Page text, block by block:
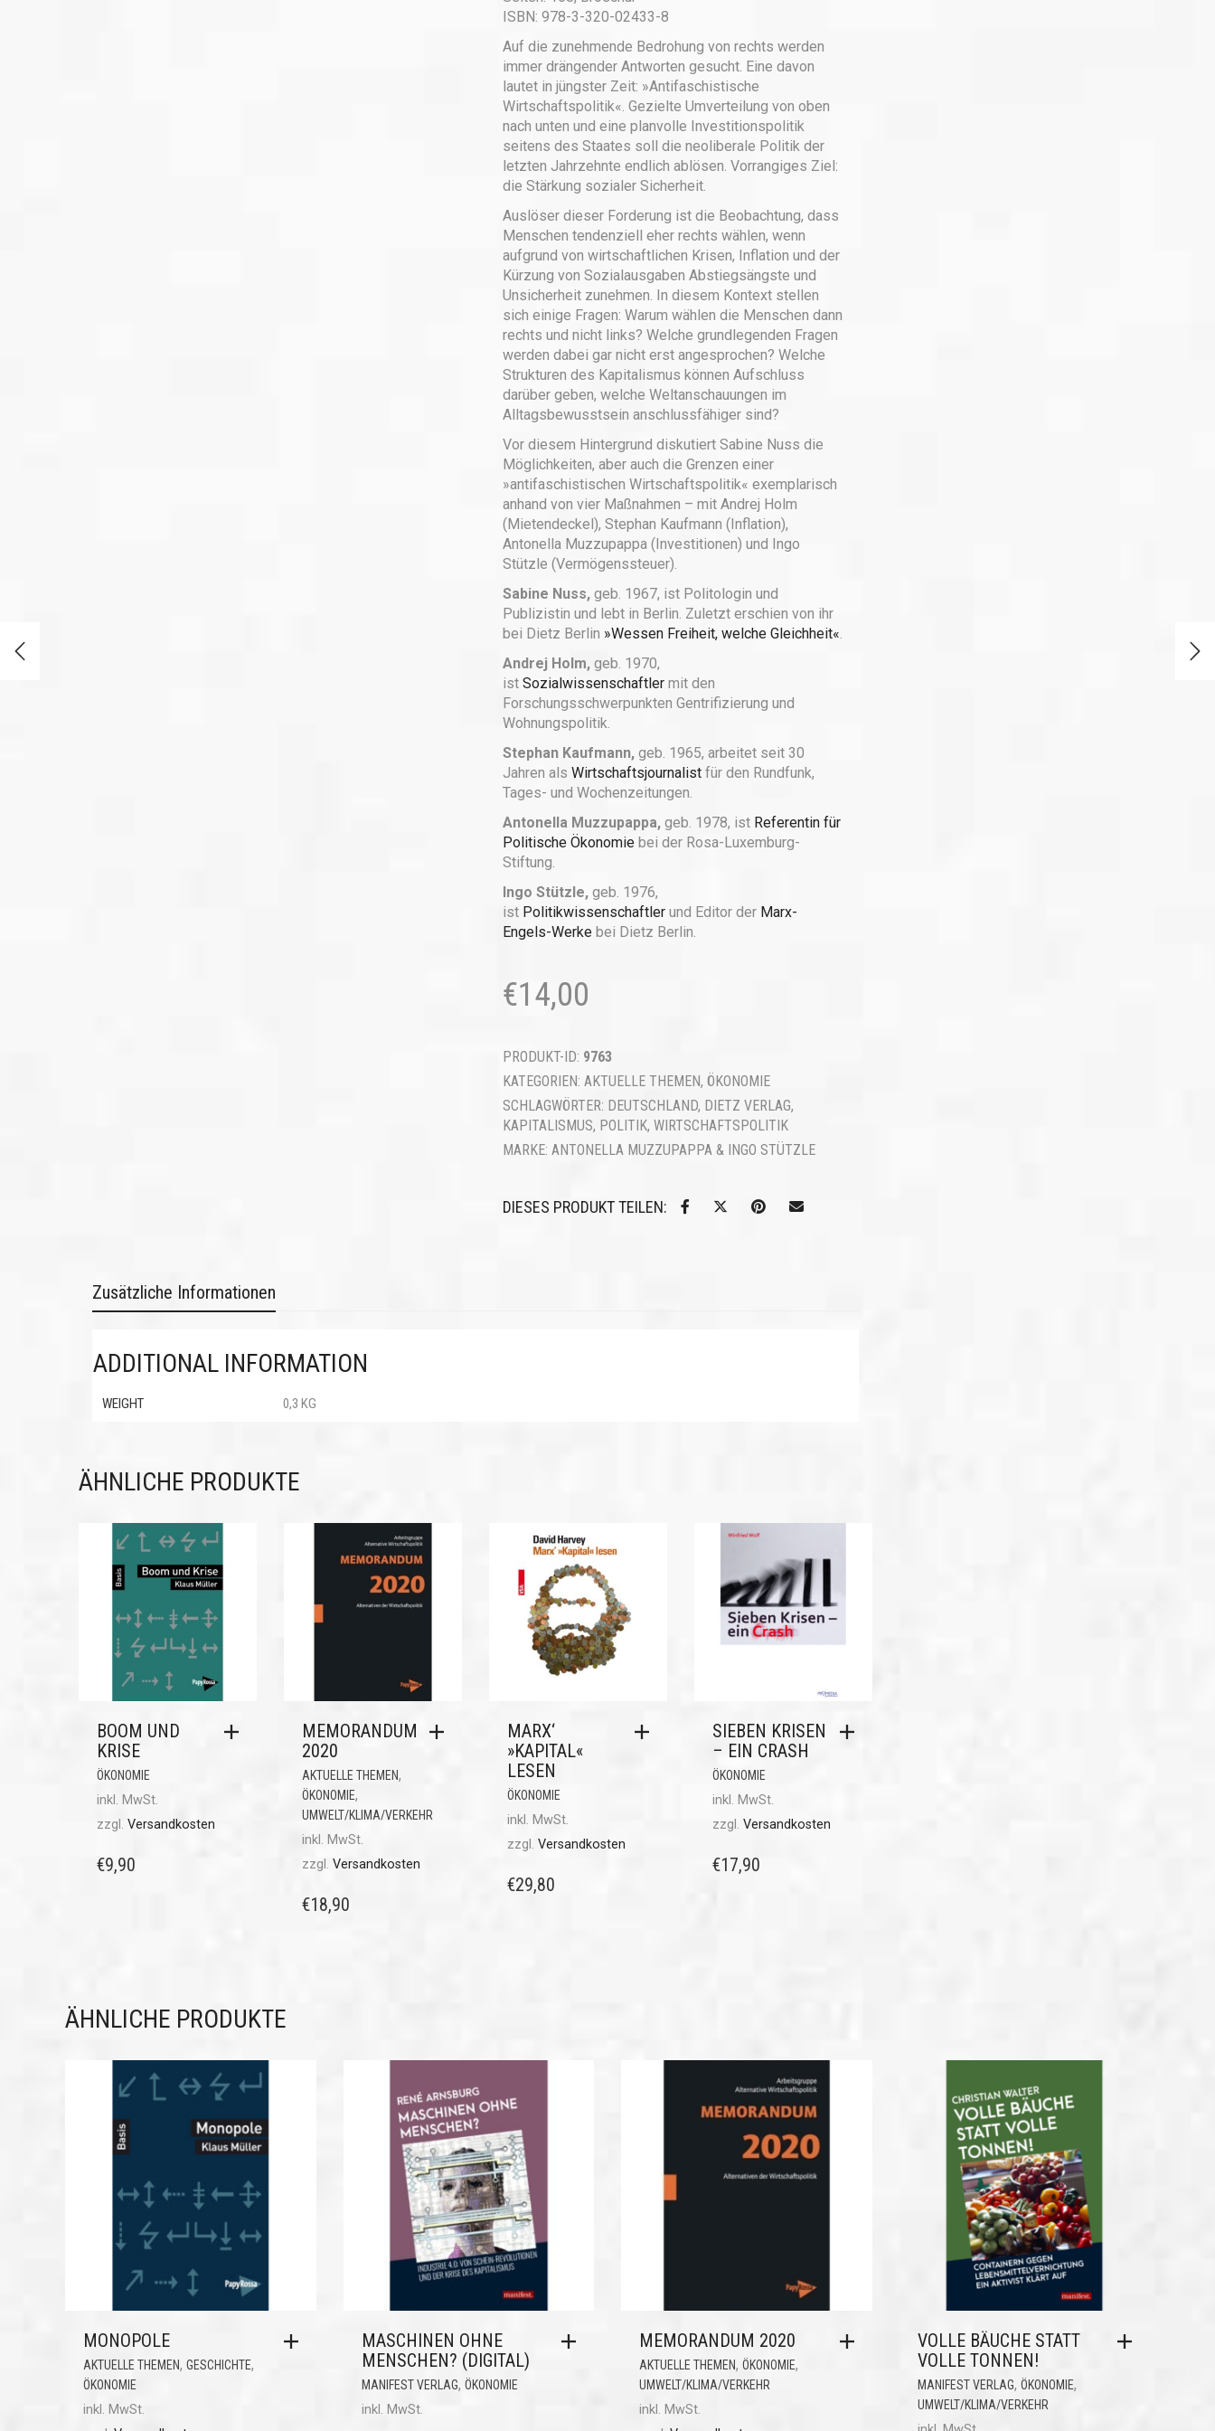
ISBN: 978-3-320-02433-8
Auf die zunehmende Bedrohung von rechts werden
immer drängender Antworten gesucht. Eine davon
lautet in jüngster Zeit: »Antifaschistische
Wirtschaftspolitik«. Gezielte Umverteilung von oben
nach unten und eine planvolle Investitionspolitik
seitens des Staates soll die neoliberale Politik der
letzten Jahrzehnte endlich ablösen. Vorrangiges Ziel:
die Stärkung sozialer Sicherheit.
Auslöser dieser Forderung ist die Beobachtung, dass
Menschen tendenziell eher rechts wählen, wenn
aufgrund von wirtschaftlichen Krisen, Inflation und der
Kürzung von Sozialausgaben Abstiegsängste und
Unsicherheit zunehmen. In diesem Kontext stellen
sich einige Fragen: Warum wählen die Menschen dann
rechts und nicht links? Welche grundlegenden Fragen
werden dabei gar nicht erst angesprochen? Welche
Strukturen des Kapitalismus können Aufschluss
darüber geben, welche Weltanschauungen im
Alltagsbewusstsein anschlussfähiger sind?
Vor diesem Hintergrund diskutiert Sabine Nuss die
Möglichkeiten, aber auch die Grenzen einer
»antifaschistischen Wirtschaftspolitik« exemplarisch
anhand von vier Maßnahmen – mit Andrej Holm
(Mietendeckel), Stephan Kaufmann (Inflation),
Antonella Muzzupappa (Investitionen) und Ingo
Stützle (Vermögenssteuer).
Sabine Nuss,geb. 1967, ist Politologin und
Publizistin und lebt in Berlin. Zuletzt erschien von ihr
bei Dietz Berlin »Wessen Freiheit, welche Gleichheit«.
Andrej Holm,geb. 1970,
ist Sozialwissenschaftlermit den
Forschungsschwerpunkten Gentrifizierung und
Wohnungspolitik.
Stephan Kaufmann,geb. 1965, arbeitet seit 30
Jahren als Wirtschaftsjournalistfür den Rundfunk,
Tages- und Wochenzeitungen.
Antonella Muzzupappa,geb. 1978, ist Referentin für
Politische Ökonomiebei der Rosa-Luxemburg-
Stiftung.
Ingo Stützle,geb. 1976,
ist Politikwissenschaftlerund Editor der Marx-
Engels-Werkebei Dietz Berlin.
€14,00
PRODUKT-ID: 9763
KATEGORIEN: AKTUELLE THEMEN, ÖKONOMIE
SCHLAGWÖRTER: DEUTSCHLAND, DIETZ VERLAG,
KAPITALISMUS, POLITIK, WIRTSCHAFTSPOLITIK
MARKE: ANTONELLA MUZZUPAPPA & INGO STÜTZLE
DIESES PRODUKT TEILEN:
Zusätzliche Informationen
ADDITIONAL INFORMATION
WEIGHT 0,3 KG
ÄHNLICHE PRODUKTE
BOOM UND
KRISE
ÖKONOMIE
inkl. MwSt.
zzgl. Versandkosten
€9,90
MEMORANDUM
2020
AKTUELLE THEMEN,
ÖKONOMIE,
UMWELT/KLIMA/VERKEHR
inkl. MwSt.
zzgl. Versandkosten
€18,90
MARX‘
»KAPITAL«
LESEN
ÖKONOMIE
inkl. MwSt.
zzgl. Versandkosten
€29,80
SIEBEN KRISEN
– EIN CRASH
ÖKONOMIE
inkl. MwSt.
zzgl. Versandkosten
€17,90
ÄHNLICHE PRODUKTE
MONOPOLE
AKTUELLE THEMEN, GESCHICHTE,
ÖKONOMIE
inkl. MwSt.
MASCHINEN OHNE
MENSCHEN? (DIGITAL)
MANIFEST VERLAG, ÖKONOMIE
inkl. MwSt.
MEMORANDUM 2020
AKTUELLE THEMEN, ÖKONOMIE,
UMWELT/KLIMA/VERKEHR
inkl. MwSt.
VOLLE BÄUCHE STATT
VOLLE TONNEN!
MANIFEST VERLAG, ÖKONOMIE,
UMWELT/KLIMA/VERKEHR